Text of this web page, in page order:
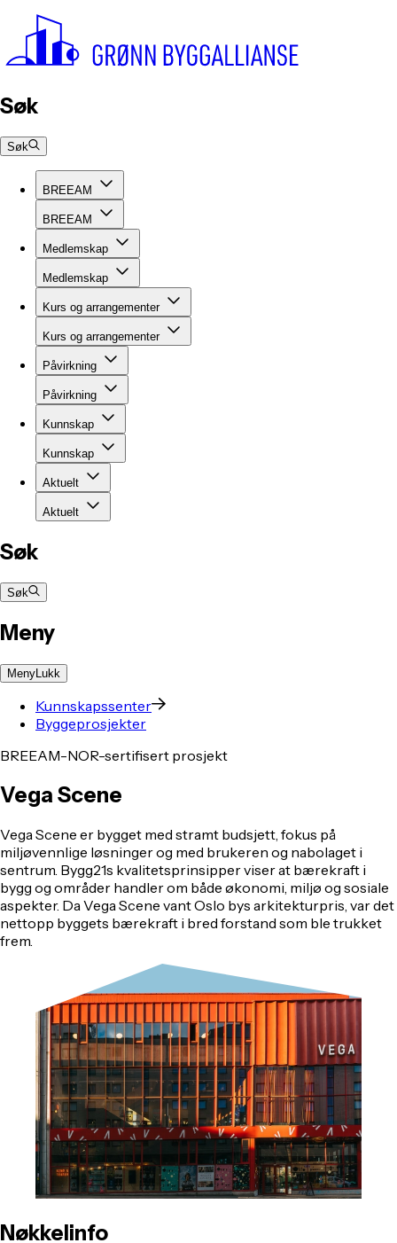
Søk
Søk
BREEAM
BREEAM
Medlemskap
Medlemskap
Kurs og arrangementer
Kurs og arrangementer
Påvirkning
Påvirkning
Kunnskap
Kunnskap
Aktuelt
Aktuelt
Søk
Søk
Meny
MenyLukk
Kunnskapssenter
Byggeprosjekter
BREEAM-NOR-sertifisert prosjekt
Vega Scene
Vega Scene er bygget med stramt budsjett, fokus på
miljøvennlige løsninger og med brukeren og nabolaget i
sentrum. Bygg21s kvalitetsprinsipper viser at bærekraft i
bygg og områder handler om både økonomi, miljø og sosiale
aspekter. Da Vega Scene vant Oslo bys arkitekturpris, var det
nettopp byggets bærekraft i bred forstand som ble trukket
frem.
Nøkkelinfo